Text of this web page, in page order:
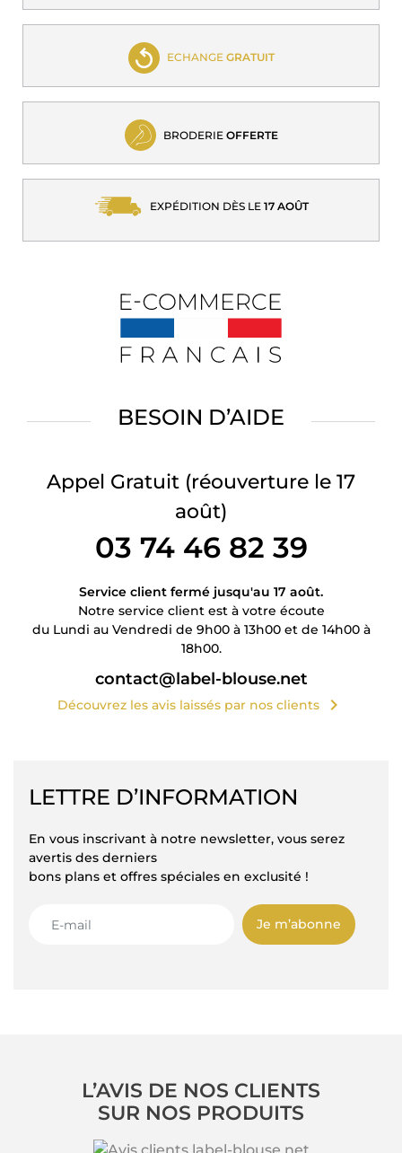
ECHANGE GRATUIT
BRODERIE OFFERTE
EXPÉDITION DÈS LE 17 AOÛT
BESOIN D’AIDE
Appel Gratuit (réouverture le 17
août)
03 74 46 82 39
Service client fermé jusqu'au 17 août.
Notre service client est à votre écoute
du Lundi au Vendredi de 9h00 à 13h00 et de 14h00 à
18h00.
contact@label-blouse.net
Découvrez les avis laissés par nos clients chevron_right
LETTRE D’INFORMATION
En vous inscrivant à notre newsletter, vous serez
avertis des derniers
bons plans et offres spéciales en exclusité !
Je m’abonne
L’AVIS DE NOS CLIENTS
SUR NOS PRODUITS